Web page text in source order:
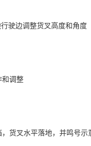
驶边调整货叉高度和角度
和调整
货叉水平落地，并鸣号示